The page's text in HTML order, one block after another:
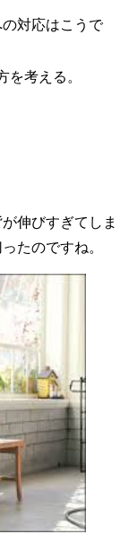
対応はこうで
を考える。
伸びすぎてしま
たのですね。